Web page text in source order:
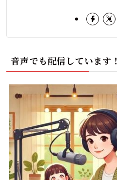
音声でも配信しています！